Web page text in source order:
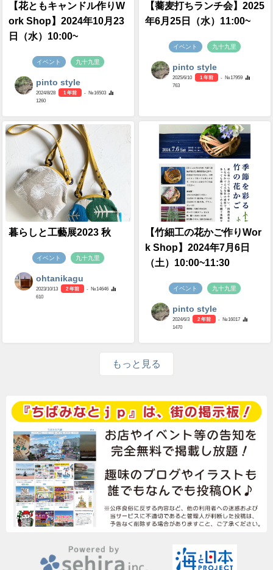
【花ともキャンドル作りW
ork Shop】2024年10月23
日（水）10:00~
イベント 九十九里
pinto style
2024/8/28 1 年前
- №16503
1260
【蕎麦打ちランチ会】2025
年6月25日（水）11:00~
イベント 九十九里
pinto style
2025/6/10 1 年前
- №17959
763
暮らしと工藝展2023 秋
イベント 九十九里
ohtanikagu
2023/10/13 2 年前
- №14646
610
【竹細工の花かご作りWor
k Shop】2024年7月6日
（土）10:00~11:30
イベント 九十九里
pinto style
2024/6/3 2 年前
- №16017
1470
もっと見る